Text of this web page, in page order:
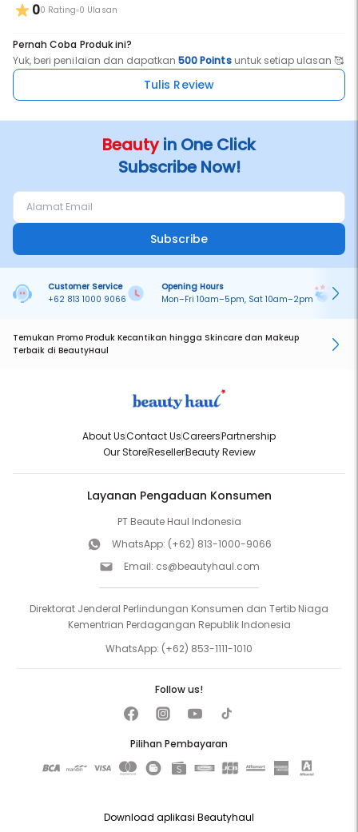
00 Rating 0 Ulasan
Pernah Coba Produk ini?
Yuk, beri penilaian dan dapatkan500 Pointsuntuk setiap ulasan 🥰
Tulis Review
Beautyin One Click
Subscribe Now!
Subscribe
Customer Service
+62 813 1000 9066
Opening Hours
Mon–Fri 10am–5pm, Sat 10am–2pm
Temukan Promo Produk Kecantikan hingga Skincare dan Makeup
Terbaik di BeautyHaul
About UsContact UsCareersPartnership
Our StoreResellerBeauty Review
Layanan Pengaduan Konsumen
PT Beaute Haul Indonesia
WhatsApp: (+62) 813-1000-9066
Email: cs@beautyhaul.com
Direktorat Jenderal Perlindungan Konsumen dan Tertib Niaga
Kementrian Perdagangan Republik Indonesia
WhatsApp: (+62) 853-1111-1010
Pilihan Pembayaran
Follow us!
Download aplikasi Beautyhaul